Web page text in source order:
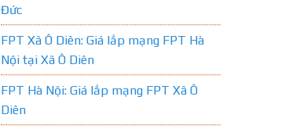
Đức
FPT Xã Ô Diên: Giá lắp mạng FPT Hà
Nội tại Xã Ô Diên
FPT Hà Nội: Giá lắp mạng FPT Xã Ô
Diên